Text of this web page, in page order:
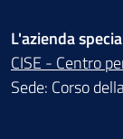
L'azienda
CISE - Centro
Sede: Corso